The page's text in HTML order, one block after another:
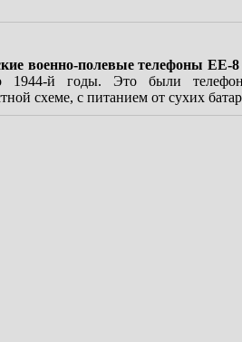
военно-полевые телефоны ЕЕ-8
1944-й годы. Это были
схеме, с питанием от сухих